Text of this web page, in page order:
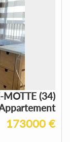
MOTTE (34)
173000 €